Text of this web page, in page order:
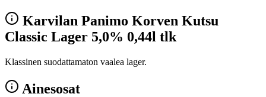
Karvilan Panimo Korven Kutsu
Classic Lager 5,0% 0,44l tlk
Klassinen suodattamaton vaalea lager.
Ainesosat